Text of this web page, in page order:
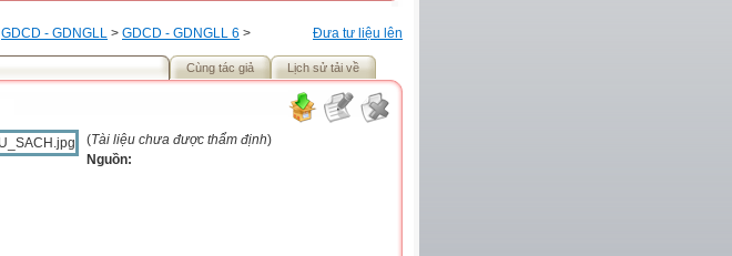
Đưa tư liệu lên
GDCD - GDNGLL > GDCD - GDNGLL 6 >
Cùng tác giả Lịch sử tải về
(Tài liệu chưa được thẩm định)
Nguồn: